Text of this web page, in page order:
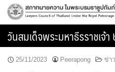
Skip
content
วันสมเด็จพระมหาธีรราชเจ้
25/11/2023 Peerapong ข่า